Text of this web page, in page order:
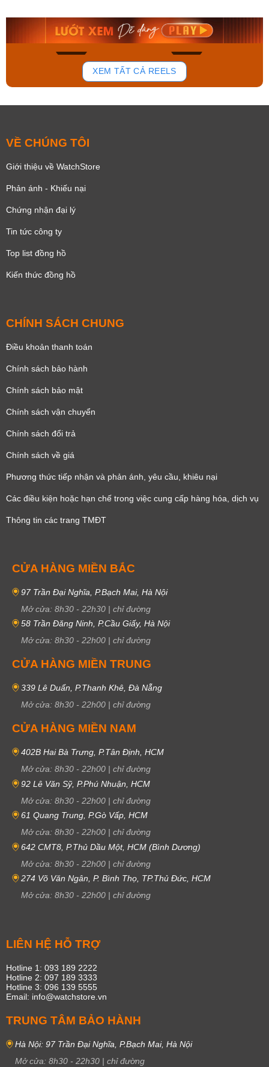
136
Mua ngay Mua ngay
XEM TẤT CẢ REELS
VỀ CHÚNG TÔI
Giới thiệu về WatchStore
Phản ánh - Khiếu nại
Chứng nhận đại lý
Tin tức công ty
Top list đồng hồ
Kiến thức đồng hồ
CHÍNH SÁCH CHUNG
Điều khoản thanh toán
Chính sách bảo hành
Chính sách bảo mật
Chính sách vận chuyển
Chính sách đổi trả
Chính sách về giá
Phương thức tiếp nhận và phản ánh, yêu cầu, khiêu nại
Các điều kiện hoặc hạn chế trong việc cung cấp hàng hóa, dịch vụ
Thông tin các trang TMĐT
CỬA HÀNG MIỀN BẮC
97 Trần Đại Nghĩa, P.Bạch Mai, Hà Nội
Mở cửa: 8h30 - 22h30 | chỉ đường
58 Trần Đăng Ninh, P.Cầu Giấy, Hà Nội
Mở cửa: 8h30 - 22h00 | chỉ đường
CỬA HÀNG MIỀN TRUNG
339 Lê Duẩn, P.Thanh Khê, Đà Nẵng
Mở cửa: 8h30 - 22h00 | chỉ đường
CỬA HÀNG MIỀN NAM
402B Hai Bà Trưng, P.Tân Định, HCM
Mở cửa: 8h30 - 22h00 | chỉ đường
92 Lê Văn Sỹ, P.Phú Nhuận, HCM
Mở cửa: 8h30 - 22h00 | chỉ đường
61 Quang Trung, P.Gò Vấp, HCM
Mở cửa: 8h30 - 22h00 | chỉ đường
642 CMT8, P.Thủ Dầu Một, HCM (Bình Dương)
Mở cửa: 8h30 - 22h00 | chỉ đường
274 Võ Văn Ngân, P. Bình Thọ, TP.Thủ Đức, HCM
Mở cửa: 8h30 - 22h00 | chỉ đường
LIÊN HỆ HỖ TRỢ
Hotline 1: 093 189 2222
Hotline 2: 097 189 3333
Hotline 3: 096 139 5555
Email: info@watchstore.vn
TRUNG TÂM BẢO HÀNH
Hà Nội: 97 Trần Đại Nghĩa, P.Bạch Mai, Hà Nội
Mở cửa: 8h30 - 22h30 | chỉ đường